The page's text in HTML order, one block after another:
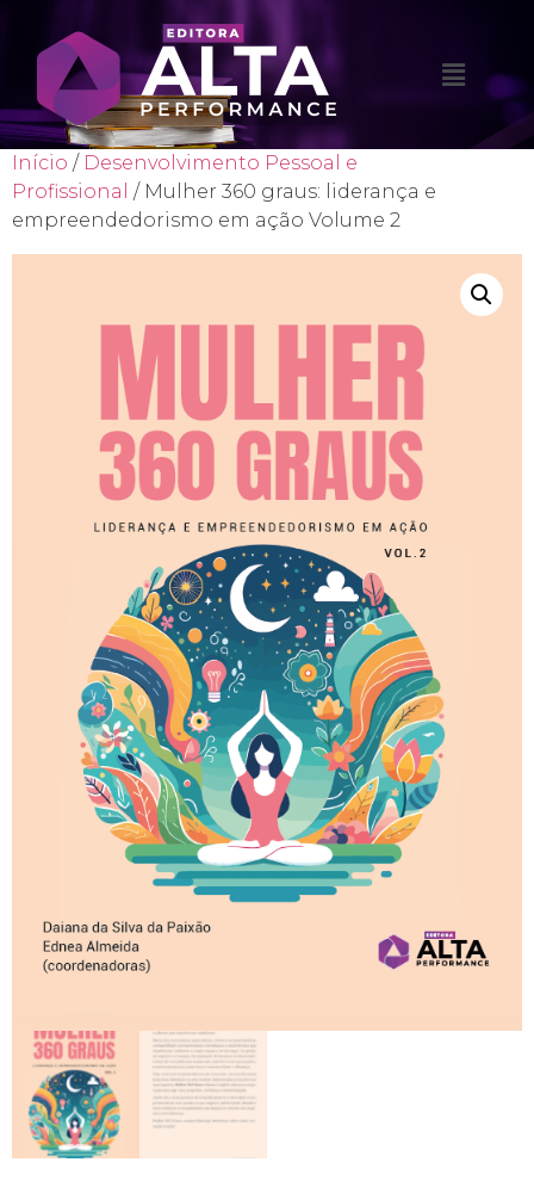
Início / Desenvolvimento Pessoal e
Profissional / Mulher 360 graus: liderança e
empreendedorismo em ação Volume 2